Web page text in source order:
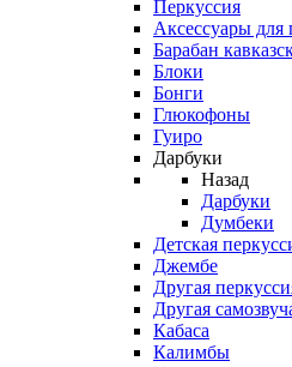
Перкуссия
Аксессуары для
Барабан
Блоки
Бонги
Глюкофоны
Гуиро
Дарбуки
Назад
Дарбуки
Думбеки
Детская
Джембе
Другая
Другая
Кабаса
Калимбы